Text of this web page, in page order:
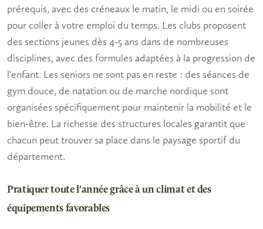
prérequis, avec des créneaux le matin, le midi ou en soirée
pour coller à votre emploi du temps. Les clubs proposent
des sections jeunes dès 4-5 ans dans de nombreuses
disciplines, avec des formules adaptées à la progression de
l'enfant. Les seniors ne sont pas en reste : des séances de
gym douce, de natation ou de marche nordique sont
organisées spécifiquement pour maintenir la mobilité et le
bien-être. La richesse des structures locales garantit que
chacun peut trouver sa place dans le paysage sportif du
département.
Pratiquer toute l'année grâce à un climat et des
équipements favorables